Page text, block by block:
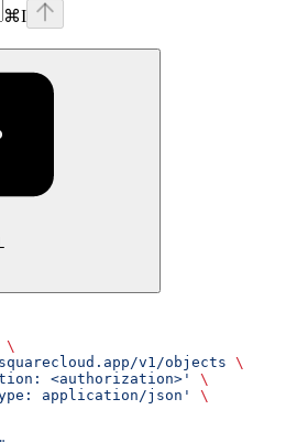
⌘I
\
v1/objects \
<authorization>'
\
application/json'
\